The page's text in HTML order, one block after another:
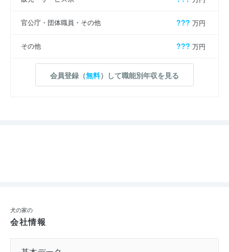
官公庁・団体職員・その他 ??? 万円
その他 ??? 万円
会員登録（無料）して職能別年収を見る
犬の家の
会社情報